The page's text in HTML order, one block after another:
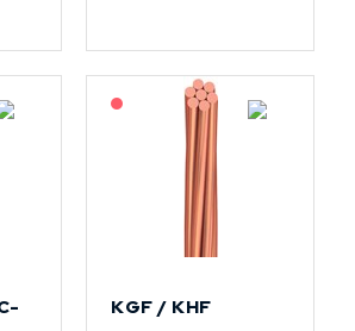
På forespørsel
KGF / KHF